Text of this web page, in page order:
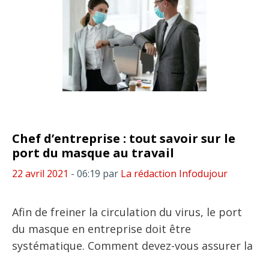
Chef d’entreprise : tout savoir sur le
port du masque au travail
22 avril 2021 - 06:19 par La rédaction Infodujour
Afin de freiner la circulation du virus, le port
du masque en entreprise doit être
systématique. Comment devez-vous assurer la